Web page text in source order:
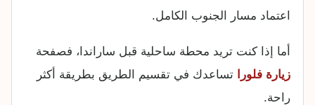
اعتماد مسار الجنوب الكامل.
أما إذا كنت تريد محطة ساحلية قبل ساراندا، فصفحة
زيارة فلورا
تساعدك في تقسيم الطريق بطريقة أكثر
راحة.